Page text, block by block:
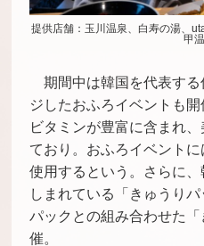
提供店舗：玉川温泉、白寿の湯、
甲
期間中は韓国を代表す
ジしたおふろイベントも
ビタミンが豊富に含まれ
ており。おふろイベント
使用するという。さらに
しまれている「きゅうり
パックとの組み合わせた
催。